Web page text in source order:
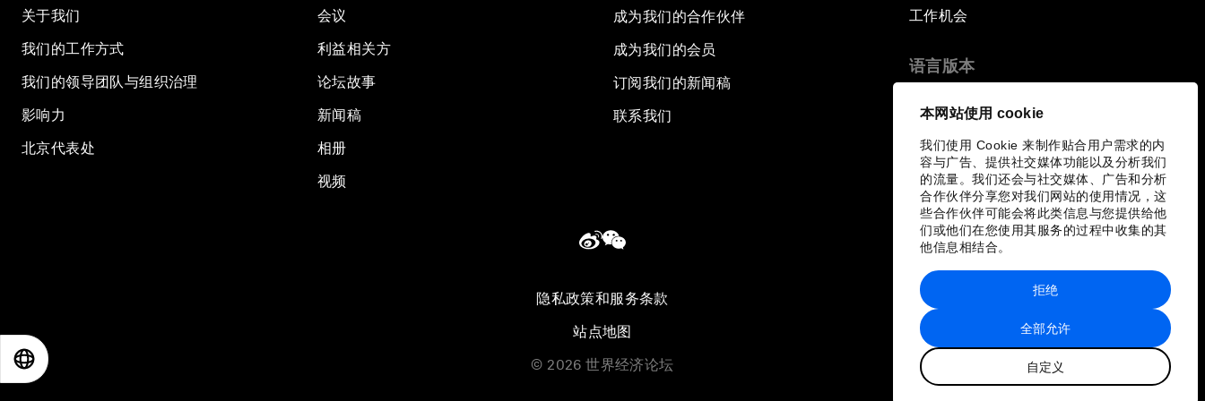
本网站使用 cookie
我们使用 Cookie 来制作贴合用户需求的内
容与广告、提供社交媒体功能以及分析我们
的流量。我们还会与社交媒体、广告和分析
合作伙伴分享您对我们网站的使用情况，这
些合作伙伴可能会将此类信息与您提供给他
们或他们在您使用其服务的过程中收集的其
他信息相结合。
全部允许
自定义
拒绝
关于我们
我们的工作方式
我们的领导团队与组织治理
影响力
北京代表处
会议
利益相关方
论坛故事
新闻稿
相册
视频
成为我们的合作伙伴
成为我们的会员
订阅我们的新闻稿
联系我们
工作机会
语言版本
隐私政策和服务条款
站点地图
© 2026 世界经济论坛